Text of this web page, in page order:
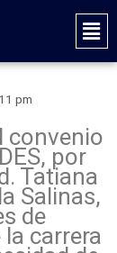
Main
pm
convenio
por
Tatiana
Salinas,
de
la carrera